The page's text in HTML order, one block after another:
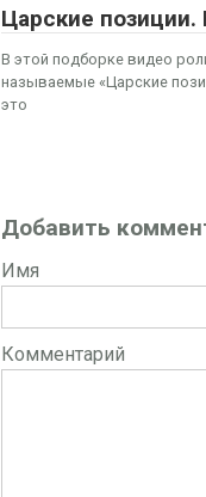
Царские позиции.
В этой подборке видео
называемые «Царские
это
Добавить
Имя
Комментарий